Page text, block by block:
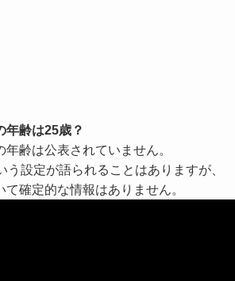
年齢は25歳？
齢は公表されていません。
設定が語られることはありますが、
確定的な情報はありません。